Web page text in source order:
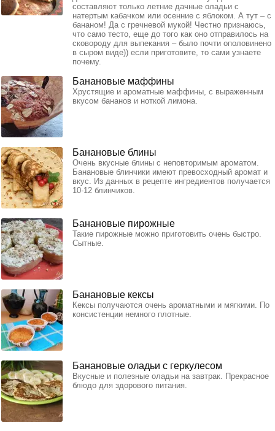
составляют только летние дачные оладьи с
натертым кабачком или осенние с яблоком. А тут – с
бананом! Да с гречневой мукой! Честно признаюсь,
что само тесто, еще до того как оно отправилось на
сковороду для выпекания – было почти ополовинено
в сыром виде)) если приготовите, то сами узнаете
почему.
Банановые маффины
Хрустящие и ароматные маффины, с выраженным
вкусом бананов и ноткой лимона.
Банановые блины
Очень вкусные блины с неповторимым ароматом.
Банановые блинчики имеют превосходный аромат и
вкус. Из данных в рецепте ингредиентов получается
10-12 блинчиков.
Банановые пирожные
Такие пирожные можно приготовить очень быстро.
Сытные.
Банановые кексы
Кексы получаются очень ароматными и мягкими. По
консистенции немного плотные.
Банановые оладьи с геркулесом
Вкусные и полезные оладьи на завтрак. Прекрасное
блюдо для здорового питания.